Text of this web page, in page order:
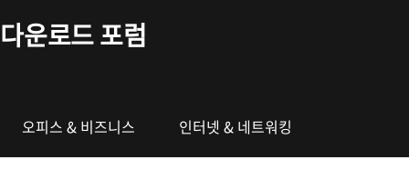
다운로드 포럼
오피스 & 비즈니스 인터넷 & 네트워킹